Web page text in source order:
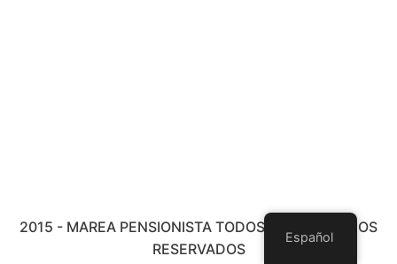
2015 - MAREA PENSIONISTA TODOS LOS DERECHOS
RESERVADOS
Español